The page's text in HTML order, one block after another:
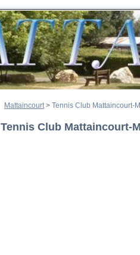
Mattaincourt> Tennis Club Mattaincourt-
Tennis Club Mattaincourt-